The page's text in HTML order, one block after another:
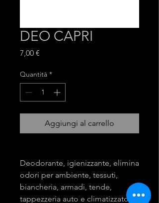
DEO CAPRI
7,00 €
Quantità *
Aggiungi al carrello
Deodorante, igienizzante, elimina
odori per ambiente, tessuti,
biancheria, armadi, tende,
tappezzeria auto e climatizzatori,